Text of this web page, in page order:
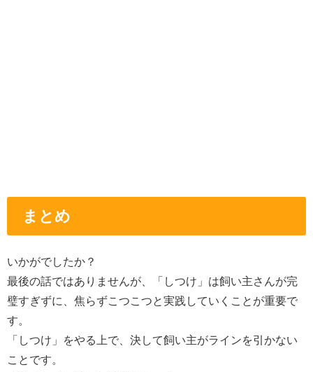
まとめ
いかがでしたか？
最後の話ではありませんが、「しつけ」は飼い主さんが完
璧すぎずに、焦らずこつこつと実践していくことが重要で
す。
「しつけ」をやる上で、決して飼い主がラインを引かない
ことです。